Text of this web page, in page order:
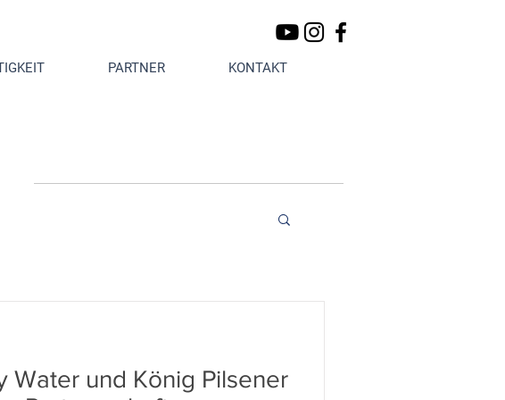
PARTNER KONTAKT
Water und König Pilsener